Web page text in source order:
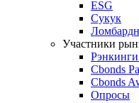
ESG
Сукук
Участники
Рэнкинги
Cbonds
Cbonds
Опросы